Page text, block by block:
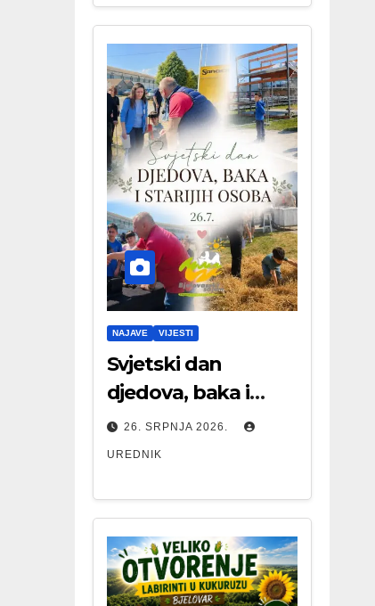
NAJAVE VIJESTI
Svjetski dan
djedova, baka i
starijih osoba
26. SRPNJA 2026.
UREDNIK